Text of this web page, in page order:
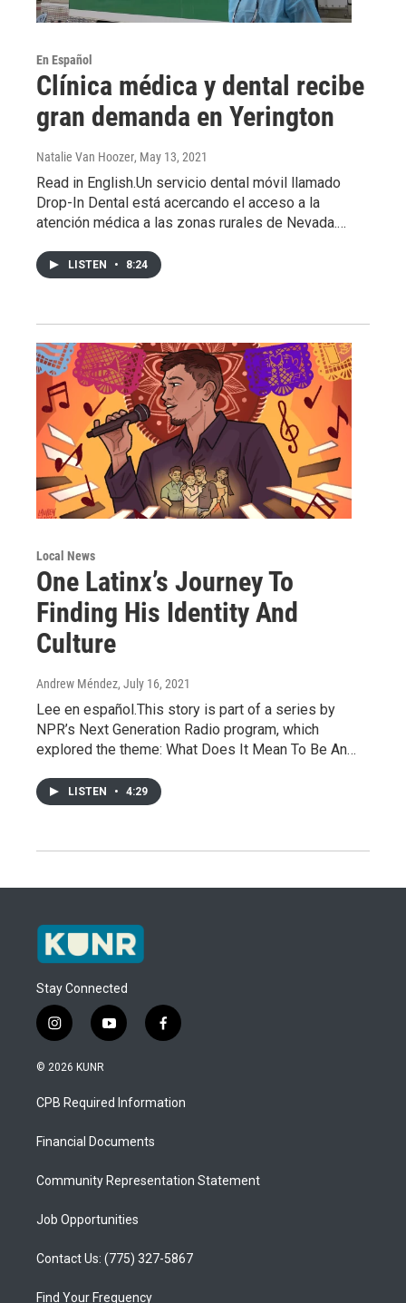
En Español
Clínica médica y dental recibe
gran demanda en Yerington
Natalie Van Hoozer, May 13, 2021
Read in English.Un servicio dental móvil llamado
Drop-In Dental está acercando el acceso a la
atención médica a las zonas rurales de Nevada.…
LISTEN • 8:24
Local News
One Latinx’s Journey To
Finding His Identity And
Culture
Andrew Méndez, July 16, 2021
Lee en español.This story is part of a series by
NPR’s Next Generation Radio program, which
explored the theme: What Does It Mean To Be An…
LISTEN • 4:29
Stay Connected
i
n
s
a
g
a
y
o
u
b
f
a
b
o
© 2026 KUNR
CPB Required Information
Financial Documents
Community Representation Statement
Job Opportunities
Contact Us: (775) 327-5867
Find Your Frequency